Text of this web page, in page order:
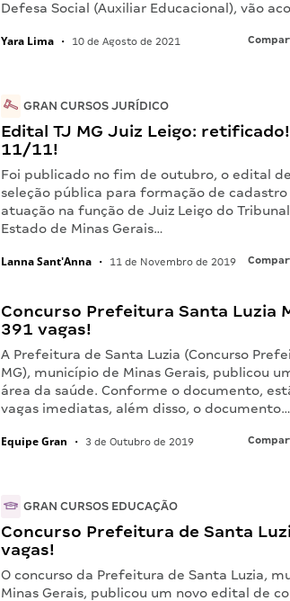
Defesa Social (Auxiliar Educacional), vão
Yara Lima • 10 de Agosto de 2021
GRAN CURSOS JURÍDICO
Edital TJ MG Juiz Leigo:
11/11!
Foi publicado no fim de outubro, o edital
seleção pública para formação de cadastro
atuação na função de Juiz Leigo do
Estado de Minas Gerais…
Lanna Sant'Anna • 11 de Novembro de 2019
Concurso Prefeitura Santa Luzia
391 vagas!
A Prefeitura de Santa Luzia (Concurso
MG), município de Minas Gerais, publicou
área da saúde. Conforme o documento,
vagas imediatas, além disso, o documento…
Equipe Gran • 3 de Outubro de 2019
GRAN CURSOS EDUCAÇÃO
Concurso Prefeitura de Santa
vagas!
O concurso da Prefeitura de Santa Luzia,
Minas Gerais, publicou um novo edital de